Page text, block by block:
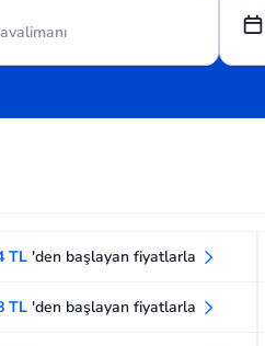
TL 'den başlayan fiyatlarla
TL 'den başlayan fiyatlarla